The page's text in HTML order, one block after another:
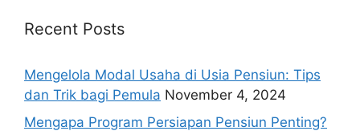
Recent Posts
Mengelola Modal Usaha di Usia Pensiun: Tips
dan Trik bagi Pemula November 4, 2024
Mengapa Program Persiapan Pensiun Penting?